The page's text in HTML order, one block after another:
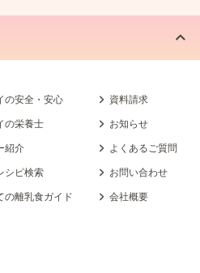
の安全・安心
の栄養士
紹介
シピ検索
の離乳食ガイド
資料請求
お知らせ
よくあるご質問
お問い合わせ
会社概要